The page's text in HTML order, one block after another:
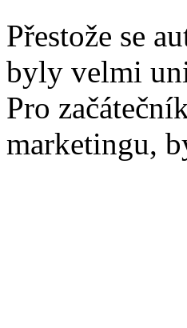
Přestože se
byly velmi
Pro
marketingu,